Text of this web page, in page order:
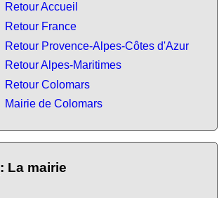
Retour Accueil
Retour France
Retour Provence-Alpes-Côtes d'Azur
Retour Alpes-Maritimes
Retour Colomars
Mairie de Colomars
: La mairie